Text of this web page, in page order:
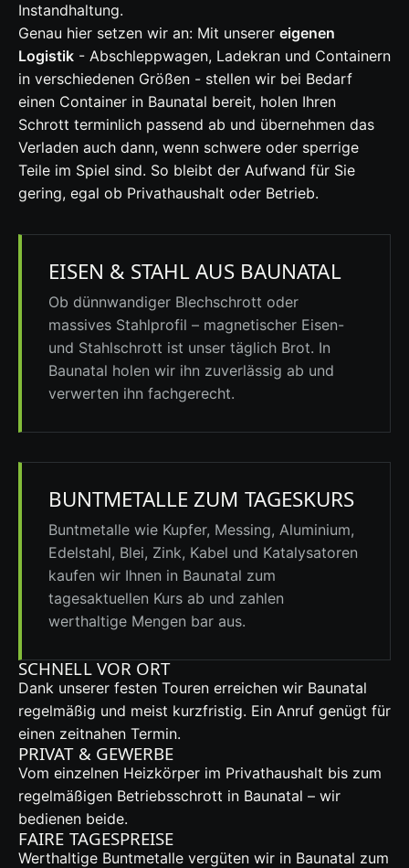
Instandhaltung.
Genau hier setzen wir an: Mit unserer eigenen
Logistik - Abschleppwagen, Ladekran und Containern
in verschiedenen Größen - stellen wir bei Bedarf
einen Container in Baunatal bereit, holen Ihren
Schrott terminlich passend ab und übernehmen das
Verladen auch dann, wenn schwere oder sperrige
Teile im Spiel sind. So bleibt der Aufwand für Sie
gering, egal ob Privathaushalt oder Betrieb.
EISEN & STAHL AUS BAUNATAL
Ob dünnwandiger Blechschrott oder
massives Stahlprofil – magnetischer Eisen-
und Stahlschrott ist unser täglich Brot. In
Baunatal holen wir ihn zuverlässig ab und
verwerten ihn fachgerecht.
BUNTMETALLE ZUM TAGESKURS
Buntmetalle wie Kupfer, Messing, Aluminium,
Edelstahl, Blei, Zink, Kabel und Katalysatoren
kaufen wir Ihnen in Baunatal zum
tagesaktuellen Kurs ab und zahlen
werthaltige Mengen bar aus.
SCHNELL VOR ORT
Dank unserer festen Touren erreichen wir Baunatal
regelmäßig und meist kurzfristig. Ein Anruf genügt für
einen zeitnahen Termin.
PRIVAT & GEWERBE
Vom einzelnen Heizkörper im Privathaushalt bis zum
regelmäßigen Betriebsschrott in Baunatal – wir
bedienen beide.
FAIRE TAGESPREISE
Werthaltige Buntmetalle vergüten wir in Baunatal zum